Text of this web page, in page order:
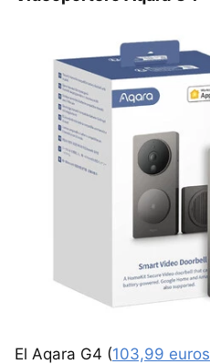
El Aqara G4 (103,99 euros